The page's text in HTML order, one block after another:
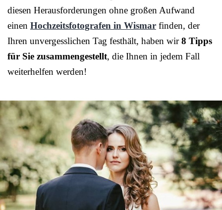
diesen Herausforderungen ohne großen Aufwand
einen Hochzeitsfotografen in Wismar finden, der
Ihren unvergesslichen Tag festhält, haben wir8 Tipps
für Sie zusammengestellt, die Ihnen in jedem Fall
weiterhelfen werden!